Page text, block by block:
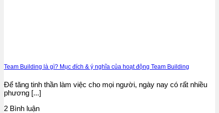
Team Building là gì? Mục đích & ý nghĩa của hoạt động Team Building
Để tăng tinh thần làm việc cho mọi người, ngày nay có rất nhiều
phương [...]
2 Bình luận